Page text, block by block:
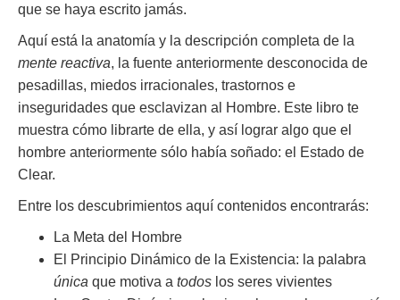
que se haya escrito jamás.
Aquí está la anatomía y la descripción completa de la
mente reactiva, la fuente anteriormente desconocida de
pesadillas, miedos irracionales, trastornos e
inseguridades que esclavizan al Hombre. Este libro te
muestra cómo librarte de ella, y así lograr algo que el
hombre anteriormente sólo había soñado: el Estado de
Clear.
Entre los descubrimientos aquí contenidos encontrarás:
La Meta del Hombre
El Principio Dinámico de la Existencia: la palabra
única que motiva a todos los seres vivientes